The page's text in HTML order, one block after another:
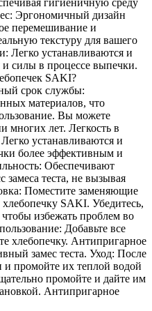
гигиеничную среду
Эргономичный дизайн
перемешивание и
текстуру для вашего
Легко устанавливаются и
силы в процессе выпечки.
SAKI?
срок службы:
материалов, что
Вы можете
многих лет. Легкость в
устанавливаются и
более эффективным и
Обеспечивают
теста, не вызывая
Поместите заменяющие
хлебопечку SAKI. Убедитесь,
избежать проблем во
Добавьте все
хлебопечку. Антипригарное
замес теста. Уход: После
и промойте их теплой водой
промойте и дайте им
Антипригарное